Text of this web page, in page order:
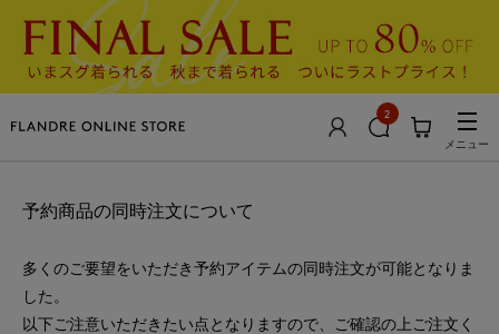
2
メニュー
予約商品の同時注文について
多くのご要望をいただき予約アイテムの同時注文が可能となりま
した。
以下ご注意いただきたい点となりますので、ご確認の上ご注文く